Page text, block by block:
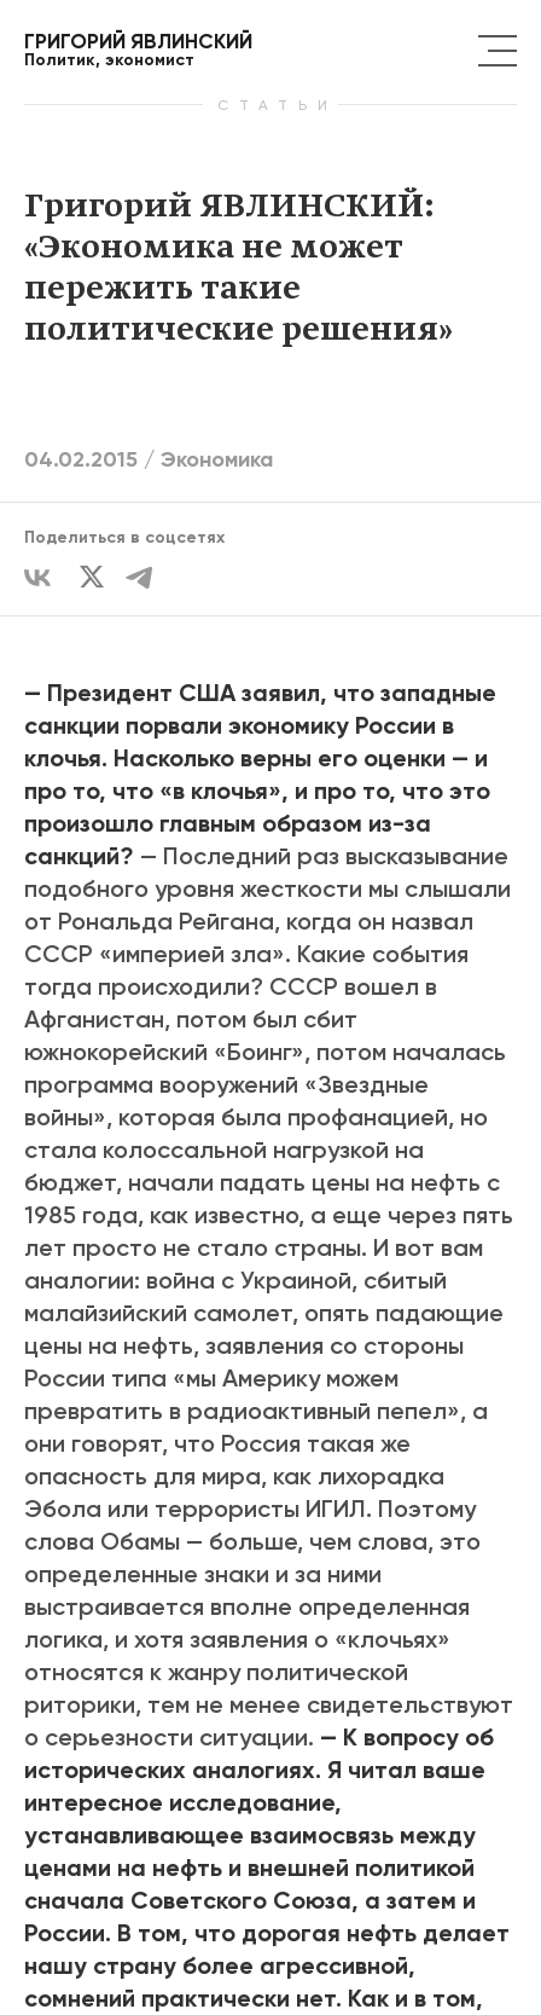
ГРИГОРИЙ ЯВЛИНСКИЙ
Политик, экономист
СТАТЬИ
Григорий ЯВЛИНСКИЙ:
«Экономика не может
пережить такие
политические решения»
04.02.2015 / Экономика
Поделиться в соцсетях
— Президент США заявил, что западные
санкции порвали экономику России в
клочья. Насколько верны его оценки — и
про то, что «в клочья», и про то, что это
произошло главным образом из-за
санкций? — Последний раз высказывание
подобного уровня жесткости мы слышали
от Рональда Рейгана, когда он назвал
СССР «империей зла». Какие события
тогда происходили? СССР вошел в
Афганистан, потом был сбит
южнокорейский «Боинг», потом началась
программа вооружений «Звездные
войны», которая была профанацией, но
стала колоссальной нагрузкой на
бюджет, начали падать цены на нефть с
1985 года, как известно, а еще через пять
лет просто не стало страны. И вот вам
аналогии: война с Украиной, сбитый
малайзийский самолет, опять падающие
цены на нефть, заявления со стороны
России типа «мы Америку можем
превратить в радиоактивный пепел», а
они говорят, что Россия такая же
опасность для мира, как лихорадка
Эбола или террористы ИГИЛ. Поэтому
слова Обамы — больше, чем слова, это
определенные знаки и за ними
выстраивается вполне определенная
логика, и хотя заявления о «клочьях»
относятся к жанру политической
риторики, тем не менее свидетельствуют
о серьезности ситуации. — К вопросу об
исторических аналогиях. Я читал ваше
интересное исследование,
устанавливающее взаимосвязь между
ценами на нефть и внешней политикой
сначала Советского Союза, а затем и
России. В том, что дорогая нефть делает
нашу страну более агрессивной,
сомнений практически нет. Как и в том,